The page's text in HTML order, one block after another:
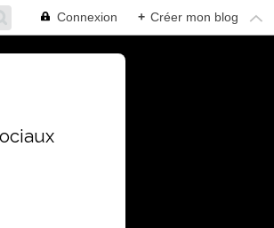
Connexion + Créer mon blog